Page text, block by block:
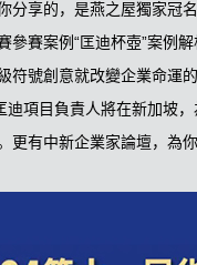
分享的，是燕之屋獨家冠
參賽案例“匡迪杯壺”案例
符號創意就改變企業命運的
迪項目負責人將在新加坡
更有中新企業家論壇，為